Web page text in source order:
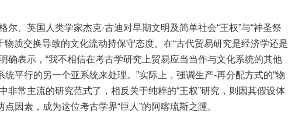
、英国人类学家杰克·古迪对早期文明及简单社会“王权”与“神圣祭
物质交换导致的文化流动持保守态度。在“古代贸易研究是经济学还是
确表示，“我不相信在考古学研究上贸易应当当作与文化系统的其他
平行的另一个亚系统来处理。”实际上，强调生产-再分配方式的“物
非常主流的研究范式了，相反关于纯粹的“王权”研究，则因其假设体
因素，成为这位考古学界“巨人”的阿喀琉斯之踵。